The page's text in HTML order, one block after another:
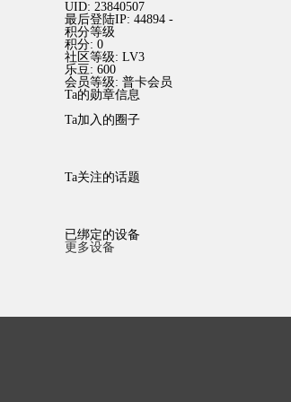
UID: 23840507
最后登陆IP: 44894 -
积分等级
积分: 0
社区等级: LV3
乐豆: 600
会员等级: 普卡会员
Ta的勋章信息
Ta加入的圈子
Ta关注的话题
已绑定的设备
更多设备